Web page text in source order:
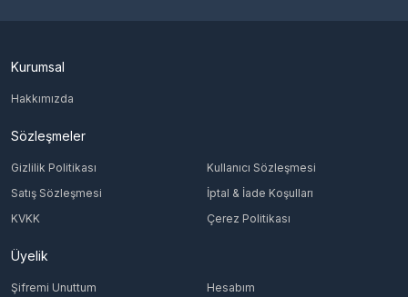
Kurumsal
Hakkımızda
Sözleşmeler
Gizlilik Politikası
Kullanıcı Sözleşmesi
Satış Sözleşmesi
İptal & İade Koşulları
KVKK
Çerez Politikası
Üyelik
Şifremi Unuttum
Hesabım